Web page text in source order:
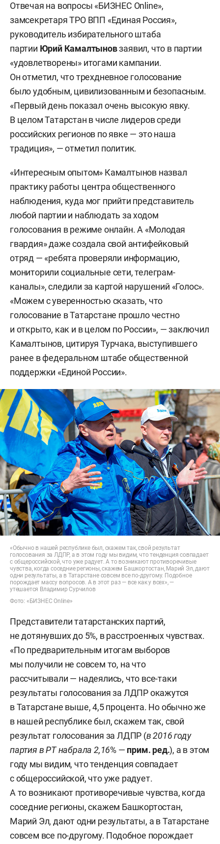
Отвечая на вопросы «БИЗНЕС Online»,
замсекретаря ТРО ВПП «Единая Россия»,
руководитель избирательного штаба
партии Юрий Камалтыновзаявил, что в партии
«удовлетворены» итогами кампании.
Он отметил, что трехдневное голосование
было удобным, цивилизованным и безопасным.
«Первый день показал очень высокую явку.
В целом Татарстан в числе лидеров среди
российских регионов по явке — это наша
традиция», — отметил политик.
«Интересным опытом» Камалтынов назвал
практику работы центра общественного
наблюдения, куда мог прийти представитель
любой партии и наблюдать за ходом
голосования в режиме онлайн. А «Молодая
гвардия» даже создала свой антифейковый
отряд — «ребята проверяли информацию,
мониторили социальные сети, телеграм-
каналы», следили за картой нарушений «Голос».
«Можем с уверенностью сказать, что
голосование в Татарстане прошло честно
и открыто, как и в целом по России», — заключил
Камалтынов, цитируя Турчака, выступившего
ранее в федеральном штабе общественной
поддержки «Единой России».
«Обычно в нашей республике был, скажем так, свой результат
голосования за ЛДПР, а в этом году мы видим, что тенденция совпадает
с общероссийской, что уже радует. А то возникают противоречивые
чувства, когда соседние регионы, скажем Башкортостан, Марий Эл, дают
одни результаты, а в Татарстане совсем все по-другому. Подобное
порождает массу вопросов. А в этот раз — все как у всех», —
утешается Владимир Сурчилов
Фото: «БИЗНЕС Online»
Представители татарстанских партий,
не дотянувших до 5%, в расстроенных чувствах.
«По предварительным итогам выборов
мы получили не совсем то, на что
рассчитывали — надеялись, что все-таки
результаты голосования за ЛДПР окажутся
в Татарстане выше, 4,5 процента. Но обычно же
в нашей республике был, скажем так, свой
результат голосования за ЛДПР (в 2016 году
партия в РТ набрала 2,16% — прим. ред.), а в этом
году мы видим, что тенденция совпадает
с общероссийской, что уже радует.
А то возникают противоречивые чувства, когда
соседние регионы, скажем Башкортостан,
Марий Эл, дают одни результаты, а в Татарстане
совсем все по-другому. Подобное порождает